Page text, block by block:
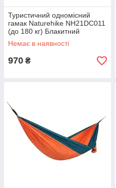
Туристичний одномісний
гамак Naturehike NH21DC011
(до 180 кг) Блакитний
Немає в наявності
970 ₴